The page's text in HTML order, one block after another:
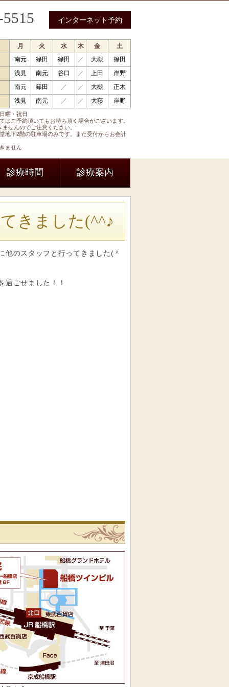
環器内科 呼吸器内科 糖尿病内科 内分泌内科
インターネット予約
曜・祝日
はご予約頂いてもお待ち頂く場合がございます。
せんのでご注意ください。
地下2階の駐車場のみです。また受付からお会計
ません
月 火 水 木 金
土
南元 篠田 篠田 ／ 大槻
篠田
浅見 南元 谷口 ／ 上田
岸野
南元 篠田 ／ ／ 大槻
正木
浅見 南元 ／ ／ 大藤 岸野
診療時間 診療案内
きました(^^♪
のスタッフと行ってきました(＾
過ごせました！！
ニック